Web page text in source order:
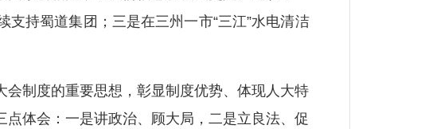
持蜀道集团；三是在三州一市“三江”水电清洁
制度的重要思想，彰显制度优势、体现人大特
体会：一是讲政治、顾大局，二是立良法、促